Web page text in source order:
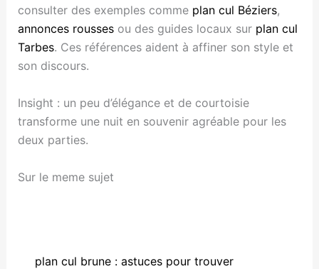
consulter des exemples comme plan cul Béziers,
annonces roussesou des guides locaux sur plan cul
Tarbes. Ces références aident à affiner son style et
son discours.
Insight : un peu d’élégance et de courtoisie
transforme une nuit en souvenir agréable pour les
deux parties.
Sur le meme sujet
plan cul brune : astuces pour trouver